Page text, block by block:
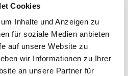
Cookies
Inhalte und Anzeigen zu
für soziale Medien anbieten
auf unsere Website zu
wir Informationen zu Ihrer
an unsere Partner für
in der Schulbegleitung
Gleichbleibender
auch in den Schließ- oder